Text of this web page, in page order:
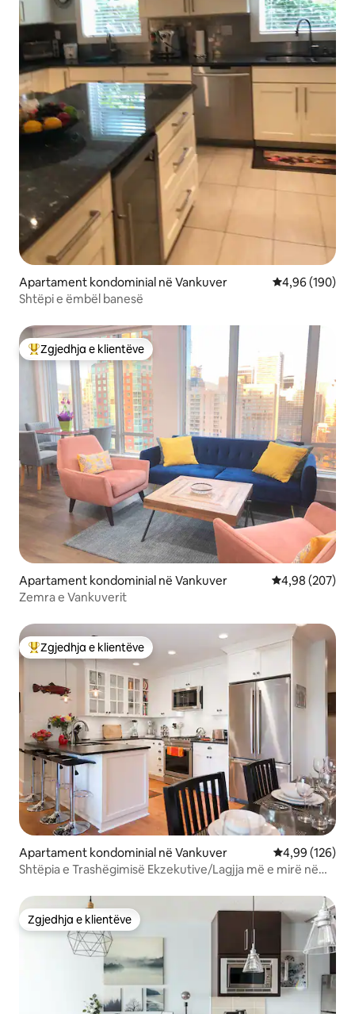
Apartament kondominial në Vankuver Vlerësimi
4,96 (190)
Shtëpi e ëmbël banesë
Më të mirat e zgjedhjeve të klientëve
Zgjedhja e klientëve
Apartament kondominial në Vankuver Vlerësimi
4,98 (207)
Zemra e Vankuverit
Më të mirat e zgjedhjeve të klientëve
Zgjedhja e klientëve
Apartament kondominial në Vankuver Vlerësimi
4,99 (126)
Shtëpia e Trashëgimisë Ekzekutive/Lagjja më e mirë në
Zgjedhja e klientëve
Zgjedhja e klientëve